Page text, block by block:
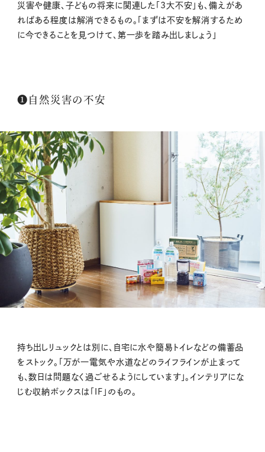
災害や健康、子どもの将来に関連した「3大不安」も、備えがあ
ればある程度は解消できるもの。「まずは不安を解消するため
に今できることを見つけて、第一歩を踏み出しましょう」
➊自然災害の不安
持ち出しリュックとは別に、自宅に水や簡易トイレなどの備蓄品
をストック。「万が一電気や水道などのライフラインが止まって
も、数日は問題なく過ごせるようにしています」。インテリアにな
じむ収納ボックスは「IF」のもの。